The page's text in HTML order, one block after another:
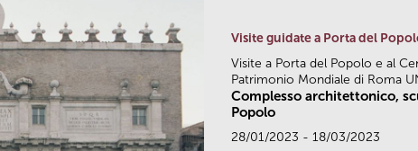
Visite guidate a Porta del
Visite a Porta del Popolo e al
Patrimonio Mondiale di Roma
Complesso architettonico,
Popolo
28/01/2023 - 18/03/2023